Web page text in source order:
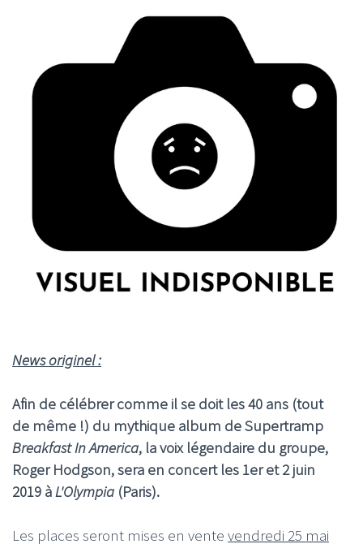
News originel :
Afin de célébrer comme il se doit les 40 ans (tout
de même !) du mythique album de Supertramp
Breakfast In America, la voix légendaire du groupe,
Roger Hodgson, sera en concert les 1er et 2 juin
2019 à L'Olympia (Paris).
Les places seront mises en vente vendredi 25 mai